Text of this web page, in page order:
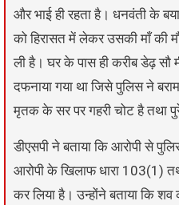
और भाई ही रहता है। धनवंती के
को हिरासत में लेकर उसकी माँ की
ली है। घर के पास ही करीब डेढ़ सौ
दफनाया गया था जिसे पुलिस ने
मृतक के सर पर गहरी चोट है तथा
डीएसपी ने बताया कि आरोपी से
आरोपी के खिलाफ धारा 103(1)
कर लिया है। उन्होंने बताया कि शव